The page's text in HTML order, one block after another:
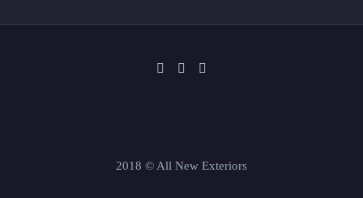
2018 © All New Exteriors